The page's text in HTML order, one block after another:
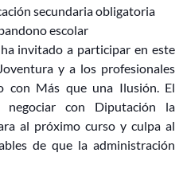
secundaria obligatoria
escolar
invitado a participar en este
y a los profesionales
con Más que una Ilusión. El
negociar con Diputación la
al próximo curso y culpa al
de que la administración